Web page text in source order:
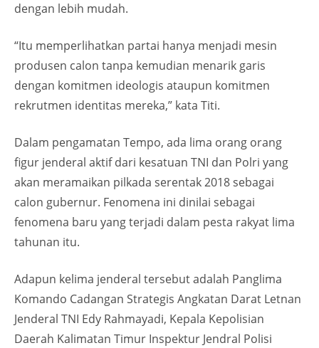
dengan lebih mudah.
“Itu memperlihatkan partai hanya menjadi mesin
produsen calon tanpa kemudian menarik garis
dengan komitmen ideologis ataupun komitmen
rekrutmen identitas mereka,” kata Titi.
Dalam pengamatan Tempo, ada lima orang orang
figur jenderal aktif dari kesatuan TNI dan Polri yang
akan meramaikan pilkada serentak 2018 sebagai
calon gubernur. Fenomena ini dinilai sebagai
fenomena baru yang terjadi dalam pesta rakyat lima
tahunan itu.
Adapun kelima jenderal tersebut adalah Panglima
Komando Cadangan Strategis Angkatan Darat Letnan
Jenderal TNI Edy Rahmayadi, Kepala Kepolisian
Daerah Kalimatan Timur Inspektur Jendral Polisi